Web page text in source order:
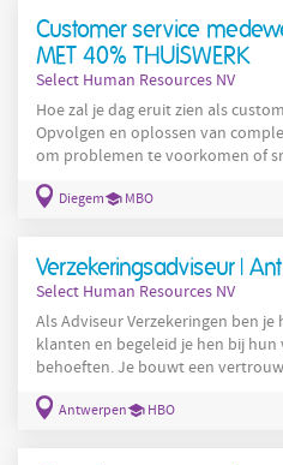
netheid van het voertuig
Customer service
MET 40% THUISWERK
Select Human Resources NV
Hoe zal je dag eruit zien als
Opvolgen en oplossen van complexe dossiers
om problemen te voorkomen of snel
informeren over de voortgang van hun
met interne afdelingen en internationale
Diegem MBO
Verzekeringsadviseur |
Select Human Resources NV
Als Adviseur Verzekeringen ben
klanten en begeleid je hen bij hun
behoeften. Je bouwt een
proactief mee over passende
verantwoordelijkheden: Ontvangen, informeren en adviseren
Antwerpen HBO